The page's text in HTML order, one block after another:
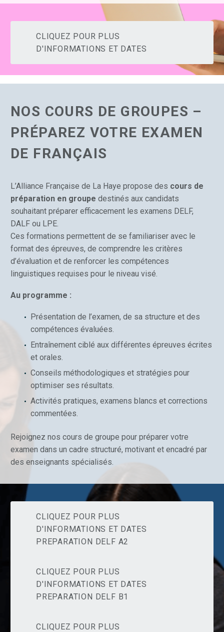
CLIQUEZ POUR PLUS
D'INFORMATIONS ET DATES
NOS COURS DE GROUPES –
PRÉPAREZ VOTRE EXAMEN
DE FRANÇAIS
L’Alliance Française de La Haye propose des cours de
préparation en groupe destinés aux candidats
souhaitant préparer efficacement les examens DELF,
DALF ou LPE.
Ces formations permettent de se familiariser avec le
format des épreuves, de comprendre les critères
d’évaluation et de renforcer les compétences
linguistiques requises pour le niveau visé.
Au programme :
Présentation de l’examen, de sa structure et des
compétences évaluées.
Entraînement ciblé aux différentes épreuves écrites
et orales.
Conseils méthodologiques et stratégies pour
optimiser ses résultats.
Activités pratiques, examens blancs et corrections
commentées.
Rejoignez nos cours de groupe pour préparer votre
examen dans un cadre structuré, motivant et encadré par
des enseignants spécialisés.
CLIQUEZ POUR PLUS
D'INFORMATIONS ET DATES
PREPARATION DELF A2
CLIQUEZ POUR PLUS
D'INFORMATIONS ET DATES
PREPARATION DELF B1
CLIQUEZ POUR PLUS